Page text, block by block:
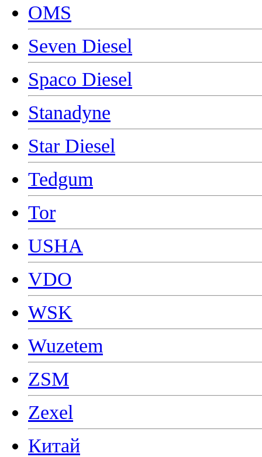
OMS
Seven Diesel
Spaco Diesel
Stanadyne
Star Diesel
Tedgum
Tor
USHA
VDO
WSK
Wuzetem
ZSM
Zexel
Китай